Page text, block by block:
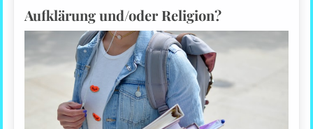
Aufklärung und/oder Religion?